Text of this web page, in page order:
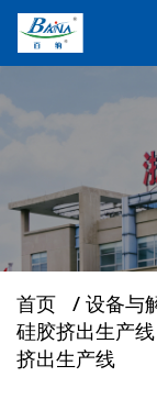
菜单
设备与
关
行
首页 / 设备与
硅胶挤出生产线
挤出生产线